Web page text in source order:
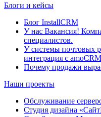
Блоги и кейсы
Блог InstallCRM
У нас Вакансия!
специалистов.
У системы почтовых
интеграция с
Почему продажи
Наши проекты
Обслуживание
Студия дизайна